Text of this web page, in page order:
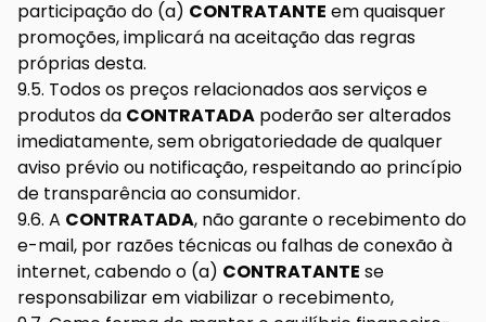
participação do (a) CONTRATANTE em quaisquer
promoções, implicará na aceitação das regras
próprias desta.
9.5. Todos os preços relacionados aos serviços e
produtos da CONTRATADA poderão ser alterados
imediatamente, sem obrigatoriedade de qualquer
aviso prévio ou notificação, respeitando ao princípio
de transparência ao consumidor.
9.6. A CONTRATADA, não garante o recebimento do
e-mail, por razões técnicas ou falhas de conexão à
internet, cabendo o (a) CONTRATANTE se
responsabilizar em viabilizar o recebimento,